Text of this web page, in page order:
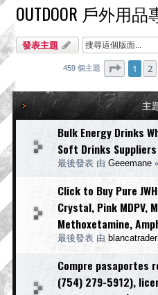
OUTDOOR 戶外用品
發表主題
459 個主題 第 1 頁 (
1 2
主
Bulk Energy Drinks
Soft Drinks Suppliers
最後發表 由 Geeemane
Click to Buy Pure
Crystal, Pink MDPV,
Methoxetamine,
最後發表 由 blancatrader
Compre pasaportes
(754) 279-5912),